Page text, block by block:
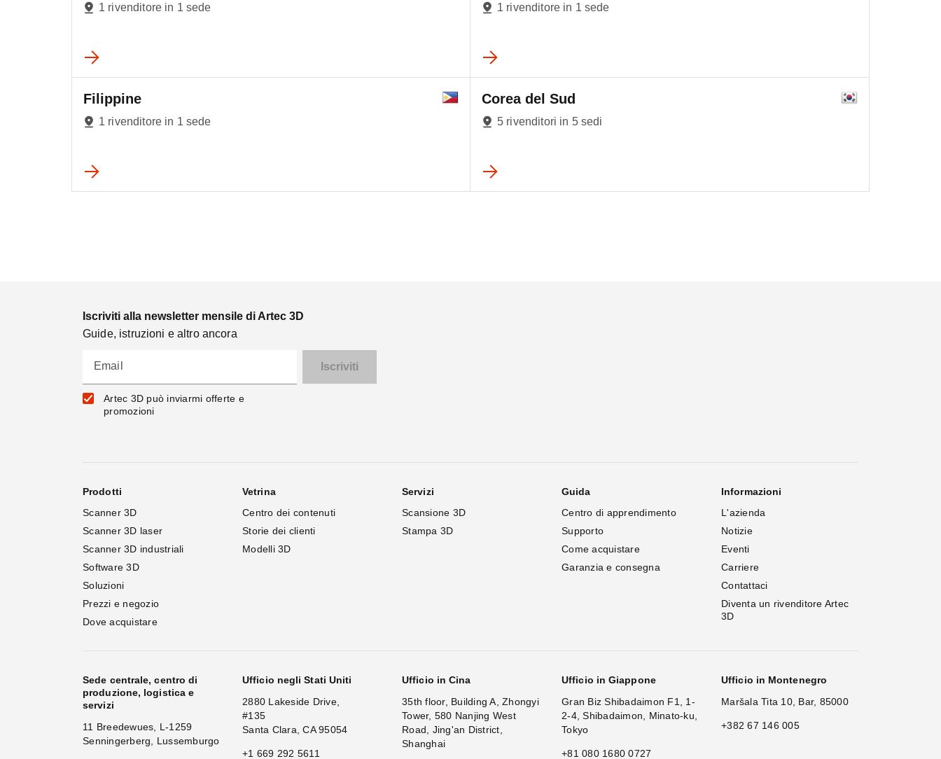
1 rivenditore in 1 sede 1 rivenditore in 1 sede
Filippine
1 rivenditore in 1 sede
Corea del Sud
5 rivenditori in 5 sedi
Iscriviti alla newsletter mensile di Artec 3D
Guide, istruzioni e altro ancora
Email
Artec 3D può inviarmi offerte e
promozioni
Prodotti
Scanner 3D
Scanner 3D laser
Scanner 3D industriali
Software 3D
Soluzioni
Prezzi e negozio
Dove acquistare
Vetrina
Centro dei contenuti
Storie dei clienti
Modelli 3D
Servizi
Scansione 3D
Stampa 3D
Guida
Centro di apprendimento
Supporto
Come acquistare
Garanzia e consegna
Informazioni
L'azienda
Notizie
Eventi
Carriere
Contattaci
Diventa un rivenditore Artec
3D
Sede centrale, centro di
produzione, logistica e
servizi
11 Breedewues, L-1259
Senningerberg, Lussemburgo
Ufficio negli Stati Uniti
2880 Lakeside Drive,
#135
Santa Clara, CA 95054
+1 669 292 5611
Ufficio in Cina
35th floor, Building A, Zhongyi
Tower, 580 Nanjing West
Road, Jing'an District,
Shanghai
Ufficio in Giappone
Gran Biz Shibadaimon F1, 1-
2-4, Shibadaimon, Minato-ku,
Tokyo
+81 080 1680 0727
Ufficio in Montenegro
Maršala Tita 10, Bar, 85000
+382 67 146 005